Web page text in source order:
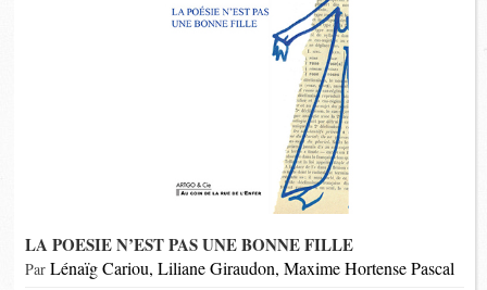
LA POESIE N’EST PAS UNE BONNE FILLE
Par Lénaïg Cariou, Liliane Giraudon, Maxime Hortense Pascal